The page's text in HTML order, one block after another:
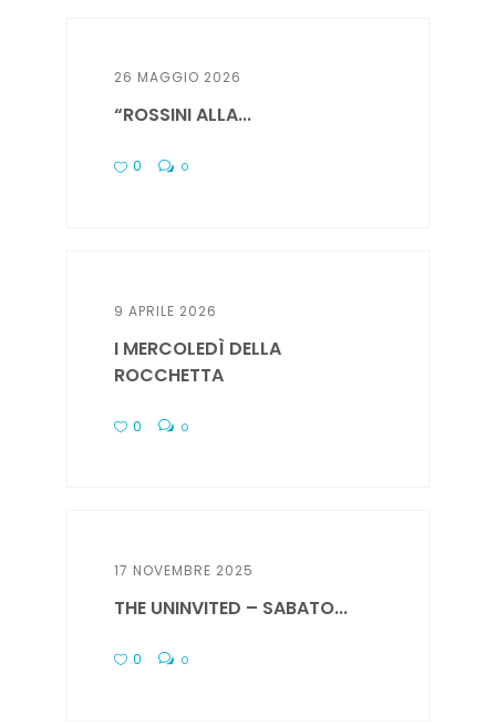
26 MAGGIO 2026
“ROSSINI ALLA...
0 0
9 APRILE 2026
I MERCOLEDÌ DELLA
ROCCHETTA
0 0
17 NOVEMBRE 2025
THE UNINVITED – SABATO...
0 0